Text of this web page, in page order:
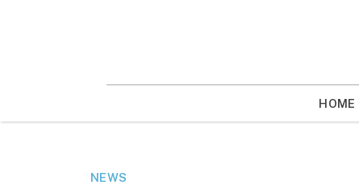
HOME
NEWS